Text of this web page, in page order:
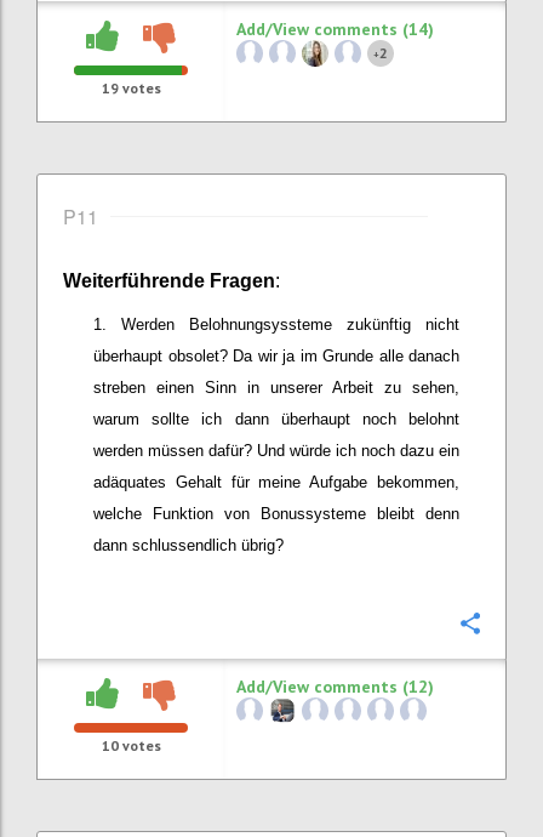
19votes
Add/View comments (14)
+2
P11
Weiterführende Fragen:
Werden Belohnungsyssteme zukünftig nicht
überhaupt obsolet? Da wir ja im Grunde alle danach
streben einen Sinn in unserer Arbeit zu sehen,
warum sollte ich dann überhaupt noch belohnt
werden müssen dafür? Und würde ich noch dazu ein
adäquates Gehalt für meine Aufgabe bekommen,
welche Funktion von Bonussysteme bleibt denn
dann schlussendlich übrig?
10votes
Add/View comments (12)